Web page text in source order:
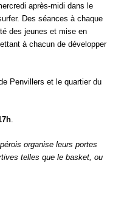
après-midi dans le
Des séances à chaque
des jeunes et mise en
à chacun de développer
Penvillers et le quartier du
organise leurs portes
telles que le basket, ou